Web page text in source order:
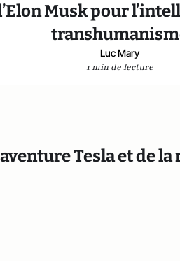
Musk pour
Luc Mary
1 min de lecture
Tesla et de